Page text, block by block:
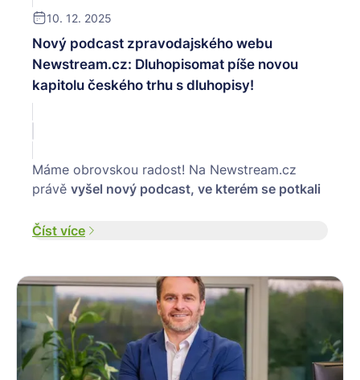
10. 12. 2025
Nový podcast zpravodajského webu
Newstream.cz: Dluhopisomat píše novou
kapitolu českého trhu s dluhopisy!
Máme obrovskou radost! Na Newstream.cz
právě vyšel nový podcast, ve kterém se potkali
dluhopisů v Česku, a to Petr Cimala
dluhopisy Dluhopisomat.cz.
V inspirativním rozhovoru otevřeně mluví o tom,
jak se Dluhopisomat proměnil z inzertního
portáluv první a
jedinou licencovanou
crowdfundingovou platformu na dluhopisy v ČR
Číst více